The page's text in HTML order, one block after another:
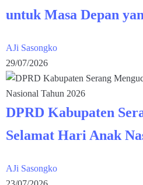
untuk Masa Depan
AJi Sasongko
29/07/2026
DPRD Kabupaten
Selamat Hari Anak
AJi Sasongko